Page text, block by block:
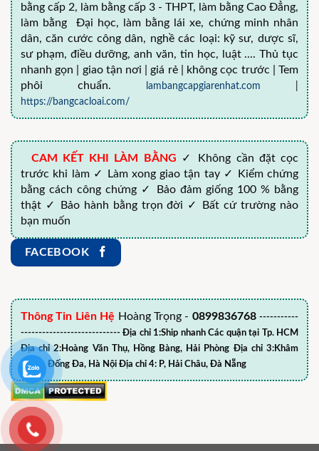
bằng cấp 2, làm bằng cấp 3 - THPT, làm bằng Cao Đẳng,
làm bằng Đại học, làm bằng lái xe, chứng minh nhân
dân, căn cước công dân, nghề các loại: kỹ sư, dược sĩ,
sư phạm, điều dưỡng, anh văn, tin học, luật .... Thủ tục
nhanh gọn | giao tận nơi | giá rẻ | không cọc trước | Tem
phôi chuẩn.
lambangcapgiarenhat.com
https://bangcacloai.com/
CAM KẾT KHI LÀM BẰNG ✓ Không cần đặt cọc
trước khi làm ✓ Làm xong giao tận tay ✓ Kiểm chứng
bằng cách công chứng ✓ Bảo đảm giống 100 % bằng
thật ✓ Bảo hành bằng trọn đời ✓ Bất cứ trường nào
bạn muốn
FACEBOOK
Thông Tin Liên Hệ Hoàng Trọng - 0899836768 -----------
---------------------------- Địa chỉ 1:Ship nhanh Các quận tại Tp. HCM
Địa chỉ 2:Hoàng Văn Thụ, Hồng Bàng, Hải Phòng Địa chỉ 3:Khâm
Thiên, Đống Đa, Hà Nội Địa chỉ 4: P, Hải Châu, Đà Nẵng